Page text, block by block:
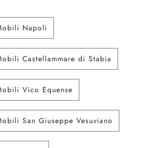
Napoli
Castellammare di Stabia
Vico Equense
San Giuseppe Vesuviano